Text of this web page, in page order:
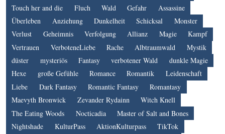
Touch her and die
Fluch Wald Gefahr
Assassine
Überleben
Anziehung Dunkelheit Schicksal
Monster
Verlust
Geheimnis Verfolgung Allianz Magie
Kampf
Vertrauen
VerboteneLiebe Rache Albtraumwald
Mystik
düster
mysteriös Fantasy verbotener Wald
dunkle Magie
Hexe
große Gefühle Romance Romantik
Leidenschaft
Liebe
Dark Fantasy Romantic Fantasy
Romantasy
Maevyth Bronwick
Zevander Rydainn
Witch Knell
The Eating Woods
Nocticadia
Master of Salt and Bones
Nightshade
KulturPass AktionKulturpass
TikTok